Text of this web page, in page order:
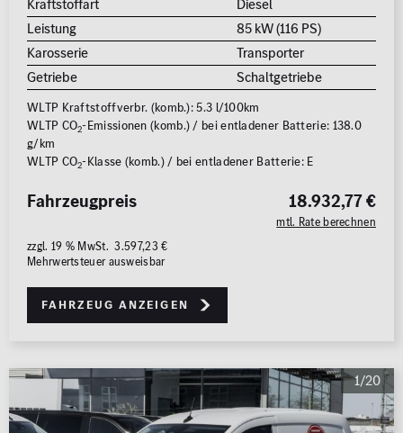
Kraftstoffart
Diesel
Leistung
85 kW (116 PS)
Karosserie
Transporter
Getriebe
Schaltgetriebe
WLTP Kraftstoffverbr. (komb.): 5.3 l/100km
WLTP CO2-Emissionen (komb.) / bei entladener Batterie: 138.0
g/km
WLTP CO2-Klasse (komb.) / bei entladener Batterie: E
18.932,77 €
mtl. Rate berechnen
Fahrzeugpreis
zzgl. 19 % MwSt. 3.597,23 €
Mehrwertsteuer ausweisbar
Fahrzeug anzeigen
1/20